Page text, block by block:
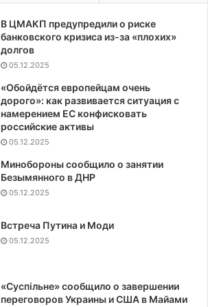
В ЦМАКП предупредили о риске
банковского кризиса из-за «плохих»
долгов
05.12.2025
«Обойдётся европейцам очень
дорого»: как развивается ситуация с
намерением ЕС конфисковать
российские активы
05.12.2025
Минобороны сообщило о занятии
Безымянного в ДНР
05.12.2025
Встреча Путина и Моди
05.12.2025
«Суспiльне» сообщило о завершении
переговоров Украины и США в Майами